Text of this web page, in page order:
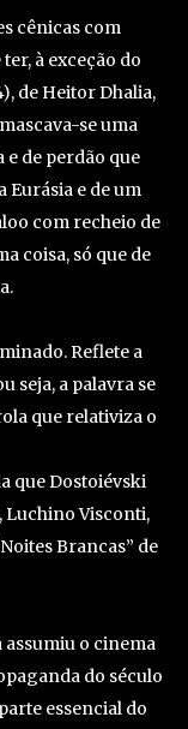
cênicas com
à exceção do
de Heitor Dhalia,
se uma
e de perdão que
Eurásia e de um
com recheio de
coisa, só que de
Reflete a
seja, a palavra se
que relativiza o
que Dostoiévski
Luchino Visconti,
Brancas” de
assumiu o cinema
do século
essencial do